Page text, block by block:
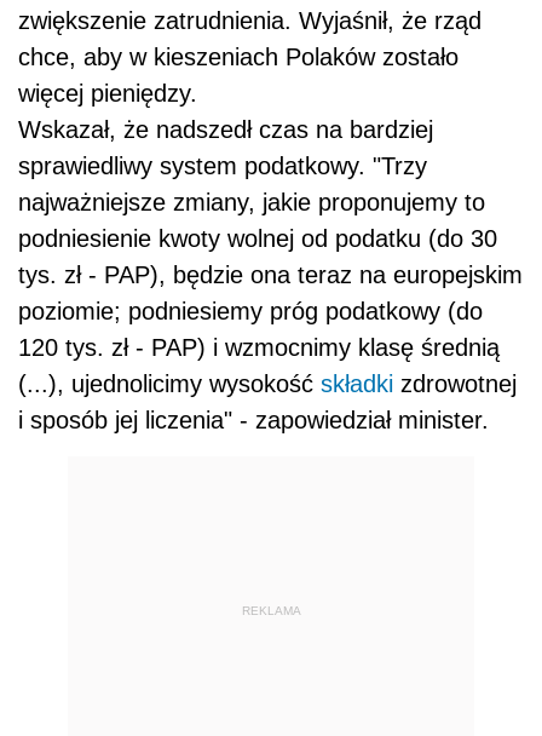
zwiększenie zatrudnienia. Wyjaśnił, że rząd
chce, aby w kieszeniach Polaków zostało
więcej pieniędzy.
Wskazał, że nadszedł czas na bardziej
sprawiedliwy system podatkowy. "Trzy
najważniejsze zmiany, jakie proponujemy to
podniesienie kwoty wolnej od podatku (do 30
tys. zł - PAP), będzie ona teraz na europejskim
poziomie; podniesiemy próg podatkowy (do
120 tys. zł - PAP) i wzmocnimy klasę średnią
(...), ujednolicimy wysokość składki zdrowotnej
i sposób jej liczenia" - zapowiedział minister.
REKLAMA